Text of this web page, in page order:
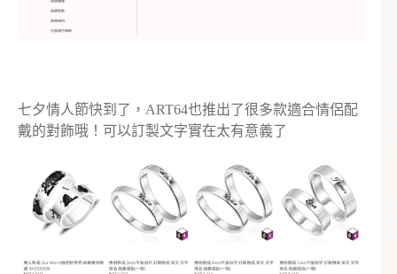
七夕情人節快到了，ART64也推出了很多款適合情侶配
戴的對飾哦！可以訂製文字實在太有意義了